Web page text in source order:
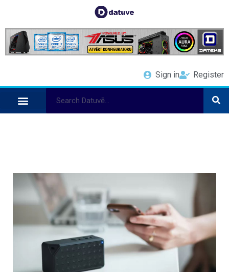
Sign in Register